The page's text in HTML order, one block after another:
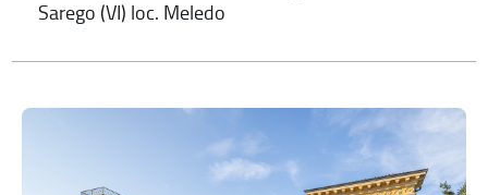
Sarego (VI) loc. Meledo